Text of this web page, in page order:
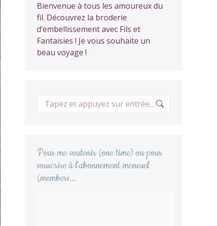
Bienvenue à tous les amoureux du
fil. Découvrez la broderie
d’embellissement avec Fils et
Fantaisies ! Je vous souhaite un
beau voyage !
Recherche
Pour me soutenir (one time) ou pour
souscrire à l'abonnement mensuel
(members...